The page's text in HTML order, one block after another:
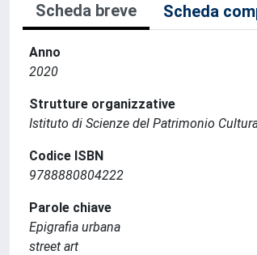
Scheda breve Scheda
Anno
2020
Strutture organizzative
Istituto di Scienze del Patrimonio
Codice ISBN
9788880804222
Parole chiave
Epigrafia urbana
street art